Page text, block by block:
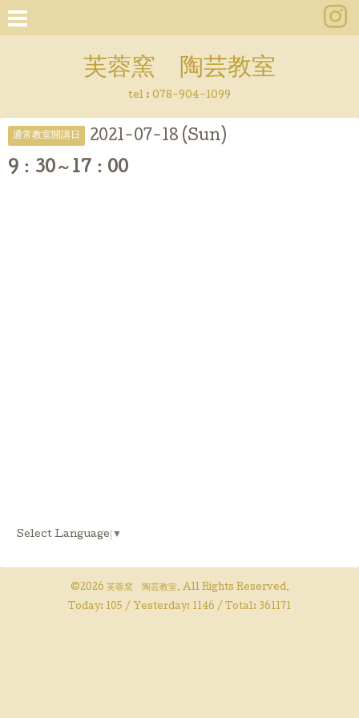
芙蓉窯 陶芸教室
tel : 078-904-1099
通常教室開講日 2021-07-18 (Sun)
9：30～17：00
Select Language ▼
©2026 芙蓉窯 陶芸教室. All Rights Reserved.
Today: 105 / Yesterday: 1146 / Total: 361171